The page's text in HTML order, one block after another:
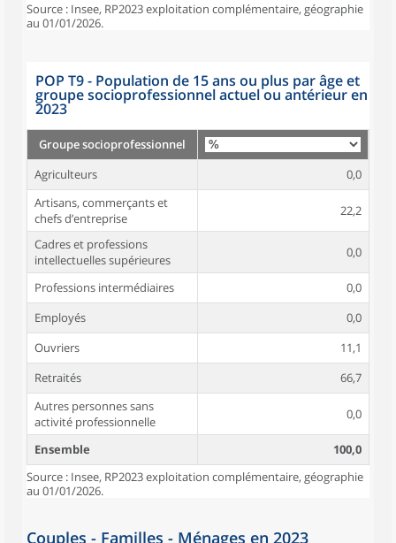
Source : Insee, RP2023 exploitation complémentaire, géographie
au 01/01/2026.
POP T9 - Population de 15 ans ou plus par âge et
groupe socioprofessionnel actuel ou antérieur en
2023
Groupe socioprofessionnel
Agriculteurs
0,0
Artisans, commerçants et
chefs d’entreprise
22,2
Cadres et professions
intellectuelles supérieures
0,0
Professions intermédiaires
0,0
Employés
0,0
Ouvriers
11,1
Retraités
66,7
Autres personnes sans
activité professionnelle
0,0
Ensemble
100,0
Source : Insee, RP2023 exploitation complémentaire, géographie
au 01/01/2026.
Couples - Familles - Ménages en 2023